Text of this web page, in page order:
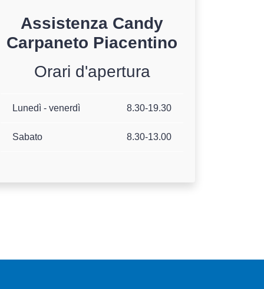
Assistenza Candy
Carpaneto Piacentino
Orari d'apertura
Lunedì - venerdì 8.30-19.30
Sabato 8.30-13.00